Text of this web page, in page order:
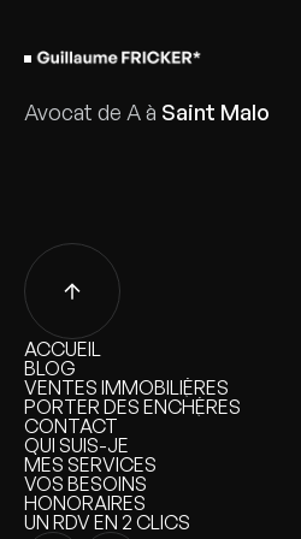
Avocat de A à Saint Malo
ACCUEIL
ACCUEIL
BLOG
BLOG
VENTES IMMOBILIÈRES
VENTES IMMOBILIÈRES
PORTER DES ENCHÈRES
PORTER DES ENCHÈRES
CONTACT
CONTACT
QUI SUIS-JE
QUI SUIS-JE
MES SERVICES
MES SERVICES
VOS BESOINS
VOS BESOINS
HONORAIRES
HONORAIRES
UN RDV EN 2 CLICS